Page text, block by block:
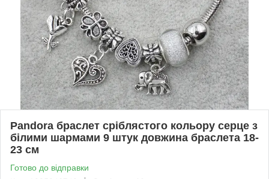
Pandora браслет сріблястого кольору серце з
білими шармами 9 штук довжина браслета 18-
23 см
Готово до відправки